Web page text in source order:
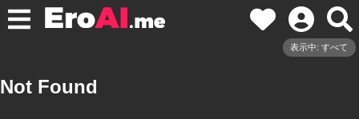
表示中: すべて
Not Found